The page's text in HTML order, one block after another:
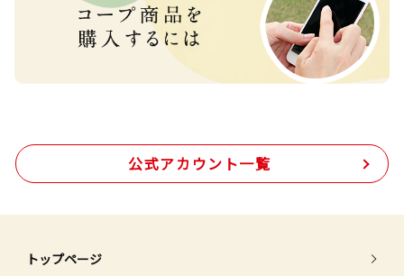
公式アカウント一覧
トップページ